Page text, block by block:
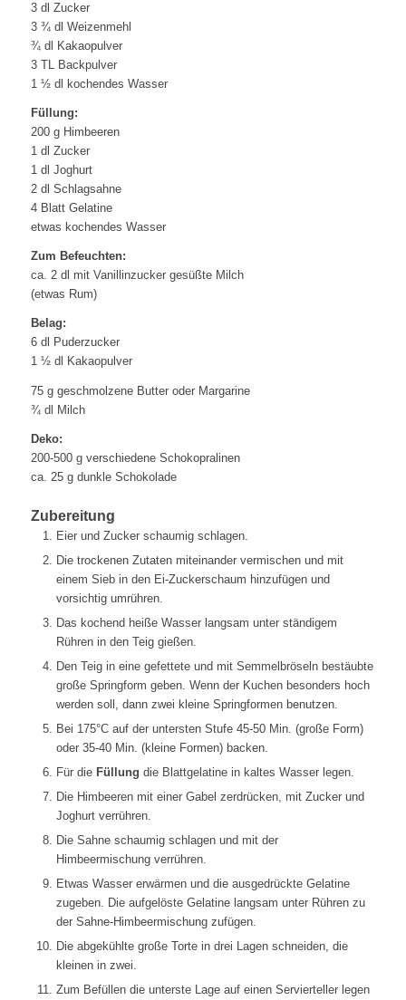
3 dl Zucker
3 ¾ dl Weizenmehl
¾ dl Kakaopulver
3 TL Backpulver
1 ½ dl kochendes Wasser
Füllung:
200 g Himbeeren
1 dl Zucker
1 dl Joghurt
2 dl Schlagsahne
4 Blatt Gelatine
etwas kochendes Wasser
Zum Befeuchten:
ca. 2 dl mit Vanillinzucker gesüßte Milch
(etwas Rum)
Belag:
6 dl Puderzucker
1 ½ dl Kakaopulver
75 g geschmolzene Butter oder Margarine
¾ dl Milch
Deko:
200-500 g verschiedene Schokopralinen
ca. 25 g dunkle Schokolade
Zubereitung
Eier und Zucker schaumig schlagen.
Die trockenen Zutaten miteinander vermischen und mit
einem Sieb in den Ei-Zuckerschaum hinzufügen und
vorsichtig umrühren.
Das kochend heiße Wasser langsam unter ständigem
Rühren in den Teig gießen.
Den Teig in eine gefettete und mit Semmelbröseln bestäubte
große Springform geben. Wenn der Kuchen besonders hoch
werden soll, dann zwei kleine Springformen benutzen.
Bei 175°C auf der untersten Stufe 45-50 Min. (große Form)
oder 35-40 Min. (kleine Formen) backen.
Für die Füllung die Blattgelatine in kaltes Wasser legen.
Die Himbeeren mit einer Gabel zerdrücken, mit Zucker und
Joghurt verrühren.
Die Sahne schaumig schlagen und mit der
Himbeermischung verrühren.
Etwas Wasser erwärmen und die ausgedrückte Gelatine
zugeben. Die aufgelöste Gelatine langsam unter Rühren zu
der Sahne-Himbeermischung zufügen.
Die abgekühlte große Torte in drei Lagen schneiden, die
kleinen in zwei.
Zum Befüllen die unterste Lage auf einen Servierteller legen